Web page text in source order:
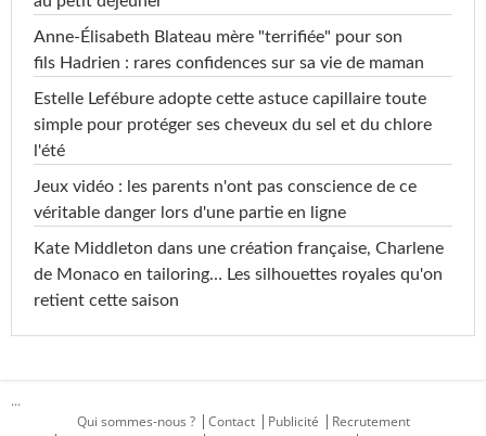
Anne-Élisabeth Blateau mère "terrifiée" pour son
fils Hadrien : rares confidences sur sa vie de maman
Estelle Lefébure adopte cette astuce capillaire toute
simple pour protéger ses cheveux du sel et du chlore
l'été
Jeux vidéo : les parents n'ont pas conscience de ce
véritable danger lors d'une partie en ligne
Kate Middleton dans une création française, Charlene
de Monaco en tailoring… Les silhouettes royales qu'on
retient cette saison
...
Qui sommes-nous ?
Contact Publicité
Recrutement